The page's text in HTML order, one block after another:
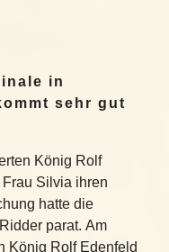
in
sehr gut
König Rolf
Silvia ihren
hatte die
parat. Am
König Rolf Edenfeld